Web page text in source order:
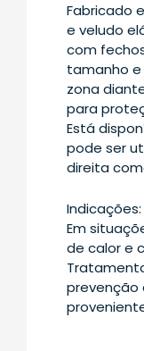
Fabricado
e veludo
com
tamanho
zona
para
Está
pode ser
direita
Indicações:
Em
de calor e
prevenção